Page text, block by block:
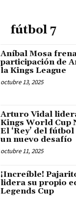
fútbol 7
Aníbal Mosa
participación de
la Kings League
octubre 13, 2025
Arturo Vidal
Kings World Cup
El ‘Rey’ del
un nuevo desafío
octubre 11, 2025
¡Increíble!
lidera su propio
Legends Cup